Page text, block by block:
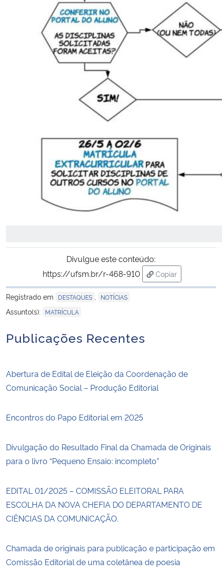
Divulgue este conteúdo:
https://ufsm.br/r-468-910
Copiar
para área de
Registrado em
DESTAQUES NOTÍCIAS
Assunto(s): MATRÍCULA
Publicações Recentes
Abertura de Edital de Eleição da Coordenação de
Comunicação Social – Produção Editorial
Encontros do Papo Editorial em 2025
Divulgação do Resultado Final da Chamada de Originais
para o livro “Pequeno Ensaio: incompleto”
EDITAL 01/2025 – COMISSÃO ELEITORAL PARA
ESCOLHA DA NOVA CHEFIA DO DEPARTAMENTO DE
CIÊNCIAS DA COMUNICAÇÃO.
Chamada de originais para publicação e participação em
Comissão Editorial de uma coletânea de poesia